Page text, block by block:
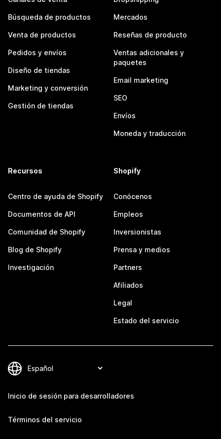
Búsqueda de productos
Venta de productos
Pedidos y envíos
Diseño de tiendas
Marketing y conversión
Gestión de tiendas
Mercados
Reseñas de producto
Ventas adicionales y
paquetes
Email marketing
SEO
Envíos
Moneda y traducción
Recursos
Centro de ayuda de Shopify
Documentos de API
Comunidad de Shopify
Blog de Shopify
Investigación
Shopify
Conócenos
Empleos
Inversionistas
Prensa y medios
Partners
Afiliados
Legal
Estado del servicio
Inicio de sesión para desarrolladores
Términos del servicio